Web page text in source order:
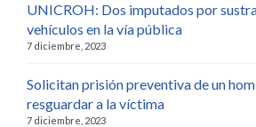
UNICROH: Dos imputados por
vehículos en la vía pública
7 diciembre, 2023
Solicitan prisión preventiva de un
resguardar a la víctima
7 diciembre, 2023